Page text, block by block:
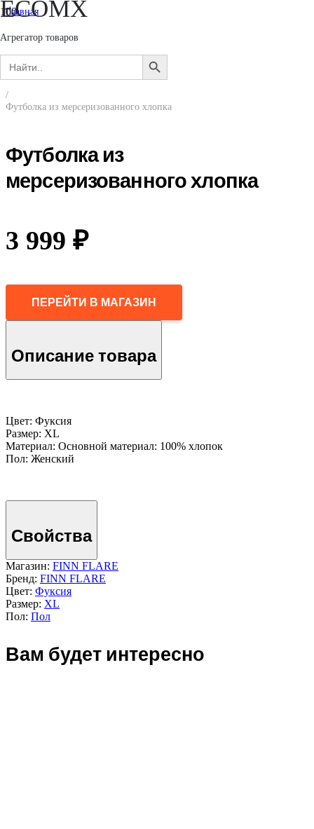
ECOMX
Агрегатор товаров
Search
for:
SEARCH
BUTTON
Главная
Женщинам
Одежда
Футболки и лонгсливы
/
Футболка из мерсеризованного хлопка
Футболка из
мерсеризованного хлопка
3 999 ₽
ПЕРЕЙТИ В МАГАЗИН
Описание товара
Цвет: Фуксия
Размер: XL
Материал: Основной материал: 100% хлопок
Пол: Женский
Свойства
Магазин: FINN FLARE
Бренд: FINN FLARE
Цвет: Фуксия
Размер: XL
Пол: Пол
Вам будет интересно